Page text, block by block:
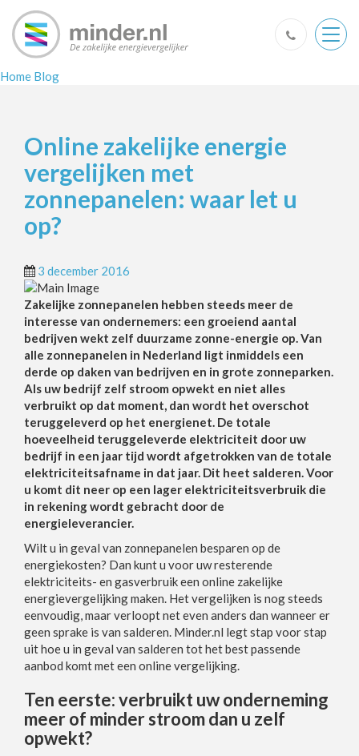
Home Blog
Online zakelijke energie
vergelijken met
zonnepanelen: waar let u
op?
3 december 2016
Zakelijke zonnepanelen hebben steeds meer de
interesse van ondernemers: een groeiend aantal
bedrijven wekt zelf duurzame zonne-energie op. Van
alle zonnepanelen in Nederland ligt inmiddels een
derde op daken van bedrijven en in grote zonneparken.
Als uw bedrijf zelf stroom opwekt en niet alles
verbruikt op dat moment, dan wordt het overschot
teruggeleverd op het energienet. De totale
hoeveelheid teruggeleverde elektriciteit door uw
bedrijf in een jaar tijd wordt afgetrokken van de totale
elektriciteitsafname in dat jaar. Dit heet salderen. Voor
u komt dit neer op een lager elektriciteitsverbruik die
in rekening wordt gebracht door de
energieleverancier.
Wilt u in geval van zonnepanelen besparen op de
energiekosten? Dan kunt u voor uw resterende
elektriciteits- en gasverbruik een online zakelijke
energievergelijking maken. Het vergelijken is nog steeds
eenvoudig, maar verloopt net even anders dan wanneer er
geen sprake is van salderen. Minder.nl legt stap voor stap
uit hoe u in geval van salderen tot het best passende
aanbod komt met een online vergelijking.
Ten eerste: verbruikt uw onderneming
meer of minder stroom dan u zelf
opwekt?